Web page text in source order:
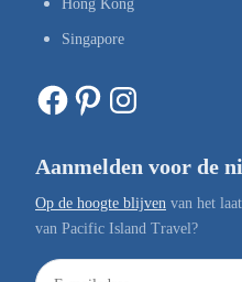
Hong Kong
Singapore
Facebook Pinterest Instagram
Aanmelden voor de
Op de hoogte blijven van het
van Pacific Island Travel?
E